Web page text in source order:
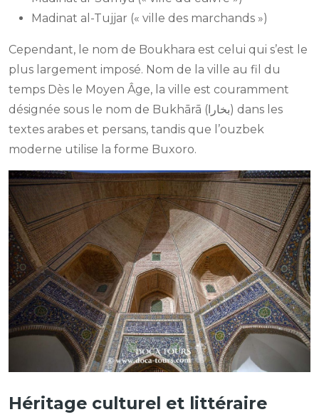
Madinat al-Tujjar (« ville des marchands »)
Cependant, le nom de Boukhara est celui qui s’est le
plus largement imposé. Nom de la ville au fil du
temps Dès le Moyen Âge, la ville est couramment
désignée sous le nom de Bukhārā (بخارا) dans les
textes arabes et persans, tandis que l’ouzbek
moderne utilise la forme Buxoro.
Héritage culturel et littéraire